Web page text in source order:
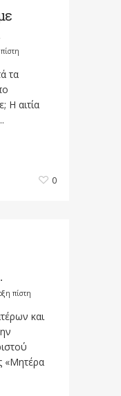
τα
Η αιτία
0
πίστη
και
«Μητέρα